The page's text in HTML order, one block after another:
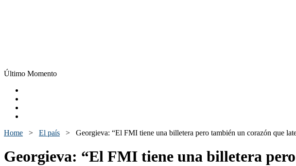
Último Momento
Home > El país > Georgieva: “El FMI tiene una billetera pero también un corazón que
Georgieva: “El FMI tiene una billetera